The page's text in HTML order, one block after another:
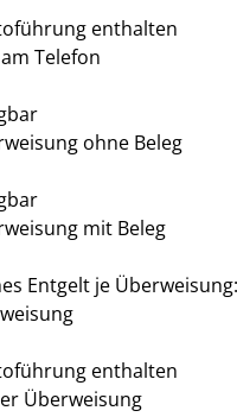
enthalten
Telefon
ohne Beleg
mit Beleg
Entgelt je
enthalten
Überweisung